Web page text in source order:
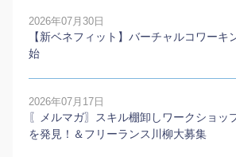
2026年07月30日
【新ベネフィット】バーチャルコワーキ
始
2026年07月17日
〖メルマガ〗スキル棚卸しワークショッ
を発見！＆フリーランス川柳大募集